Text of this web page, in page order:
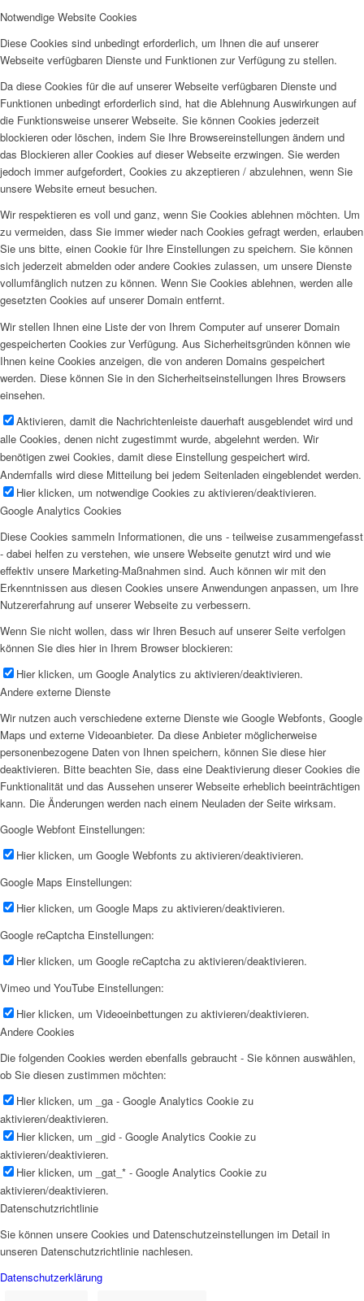
Notwendige Website Cookies
Diese Cookies sind unbedingt erforderlich, um Ihnen die auf unserer
Webseite verfügbaren Dienste und Funktionen zur Verfügung zu stellen.
Da diese Cookies für die auf unserer Webseite verfügbaren Dienste und
Funktionen unbedingt erforderlich sind, hat die Ablehnung Auswirkungen auf
die Funktionsweise unserer Webseite. Sie können Cookies jederzeit
blockieren oder löschen, indem Sie Ihre Browsereinstellungen ändern und
das Blockieren aller Cookies auf dieser Webseite erzwingen. Sie werden
jedoch immer aufgefordert, Cookies zu akzeptieren / abzulehnen, wenn Sie
unsere Website erneut besuchen.
Wir respektieren es voll und ganz, wenn Sie Cookies ablehnen möchten. Um
zu vermeiden, dass Sie immer wieder nach Cookies gefragt werden, erlauben
Sie uns bitte, einen Cookie für Ihre Einstellungen zu speichern. Sie können
sich jederzeit abmelden oder andere Cookies zulassen, um unsere Dienste
vollumfänglich nutzen zu können. Wenn Sie Cookies ablehnen, werden alle
gesetzten Cookies auf unserer Domain entfernt.
Wir stellen Ihnen eine Liste der von Ihrem Computer auf unserer Domain
gespeicherten Cookies zur Verfügung. Aus Sicherheitsgründen können wie
Ihnen keine Cookies anzeigen, die von anderen Domains gespeichert
werden. Diese können Sie in den Sicherheitseinstellungen Ihres Browsers
einsehen.
Aktivieren, damit die Nachrichtenleiste dauerhaft ausgeblendet wird und
alle Cookies, denen nicht zugestimmt wurde, abgelehnt werden. Wir
benötigen zwei Cookies, damit diese Einstellung gespeichert wird.
Andernfalls wird diese Mitteilung bei jedem Seitenladen eingeblendet werden.
Hier klicken, um notwendige Cookies zu aktivieren/deaktivieren.
Google Analytics Cookies
Diese Cookies sammeln Informationen, die uns - teilweise zusammengefasst
- dabei helfen zu verstehen, wie unsere Webseite genutzt wird und wie
effektiv unsere Marketing-Maßnahmen sind. Auch können wir mit den
Erkenntnissen aus diesen Cookies unsere Anwendungen anpassen, um Ihre
Nutzererfahrung auf unserer Webseite zu verbessern.
Wenn Sie nicht wollen, dass wir Ihren Besuch auf unserer Seite verfolgen
können Sie dies hier in Ihrem Browser blockieren:
Hier klicken, um Google Analytics zu aktivieren/deaktivieren.
Andere externe Dienste
Wir nutzen auch verschiedene externe Dienste wie Google Webfonts, Google
Maps und externe Videoanbieter. Da diese Anbieter möglicherweise
personenbezogene Daten von Ihnen speichern, können Sie diese hier
deaktivieren. Bitte beachten Sie, dass eine Deaktivierung dieser Cookies die
Funktionalität und das Aussehen unserer Webseite erheblich beeinträchtigen
kann. Die Änderungen werden nach einem Neuladen der Seite wirksam.
Google Webfont Einstellungen:
Hier klicken, um Google Webfonts zu aktivieren/deaktivieren.
Google Maps Einstellungen:
Hier klicken, um Google Maps zu aktivieren/deaktivieren.
Google reCaptcha Einstellungen:
Hier klicken, um Google reCaptcha zu aktivieren/deaktivieren.
Vimeo und YouTube Einstellungen:
Hier klicken, um Videoeinbettungen zu aktivieren/deaktivieren.
Andere Cookies
Die folgenden Cookies werden ebenfalls gebraucht - Sie können auswählen,
ob Sie diesen zustimmen möchten:
Hier klicken, um _ga - Google Analytics Cookie zu
aktivieren/deaktivieren.
Hier klicken, um _gid - Google Analytics Cookie zu
aktivieren/deaktivieren.
Hier klicken, um _gat_* - Google Analytics Cookie zu
aktivieren/deaktivieren.
Datenschutzrichtlinie
Sie können unsere Cookies und Datenschutzeinstellungen im Detail in
unseren Datenschutzrichtlinie nachlesen.
Datenschutzerklärung